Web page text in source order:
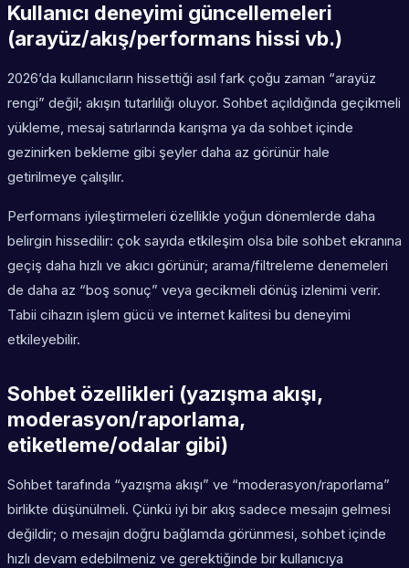
Kullanıcı deneyimi güncellemeleri
(arayüz/akış/performans hissi vb.)
2026’da kullanıcıların hissettiği asıl fark çoğu zaman “arayüz
rengi” değil; akışın tutarlılığı oluyor. Sohbet açıldığında geçikmeli
yükleme, mesaj satırlarında karışma ya da sohbet içinde
gezinirken bekleme gibi şeyler daha az görünür hale
getirilmeye çalışılır.
Performans iyileştirmeleri özellikle yoğun dönemlerde daha
belirgin hissedilir: çok sayıda etkileşim olsa bile sohbet ekranına
geçiş daha hızlı ve akıcı görünür; arama/filtreleme denemeleri
de daha az “boş sonuç” veya gecikmeli dönüş izlenimi verir.
Tabii cihazın işlem gücü ve internet kalitesi bu deneyimi
etkileyebilir.
Sohbet özellikleri (yazışma akışı,
moderasyon/raporlama,
etiketleme/odalar gibi)
Sohbet tarafında “yazışma akışı” ve “moderasyon/raporlama”
birlikte düşünülmeli. Çünkü iyi bir akış sadece mesajın gelmesi
değildir; o mesajın doğru bağlamda görünmesi, sohbet içinde
hızlı devam edebilmeniz ve gerektiğinde bir kullanıcıya